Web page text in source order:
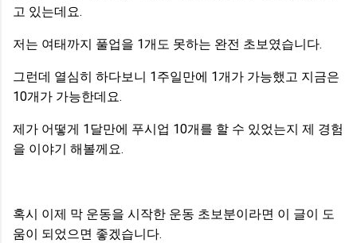
고 있는데요.
저는 여태까지 풀업을 1개도 못하는 완전 초보였습니다.
그런데 열심히 하다보니 1주일만에 1개가 가능했고 지금은
10개가 가능한데요.
제가 어떻게 1달만에 푸시업 10개를 할 수 있었는지 제 경험
을 이야기 해볼께요.
혹시 이제 막 운동을 시작한 운동 초보분이라면 이 글이 도
움이 되었으면 좋겠습니다.